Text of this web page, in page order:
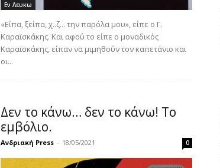
Εν Λευκω
«Είπα, ξείπα, χ..ζ... την παρόλα μου», είπε ο Γ.
Καραϊσκάκης. Και αφού το είπε ο μοναδικός
Καραϊσκάκης, είπαν να μιμηθούν τον καπετάνιο και
οι...
Δεν το κάνω… δεν το κάνω! Το
εμβόλιο.
Ανδριακή Press - 18/05/2021 0